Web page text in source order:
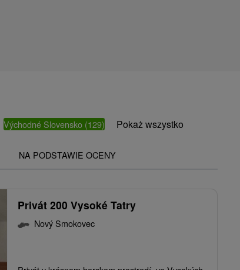
Východné Slovensko (129) Pokaż wszystko
NA PODSTAWIE OCENY
Privát 200 Vysoké Tatry
Nový Smokovec